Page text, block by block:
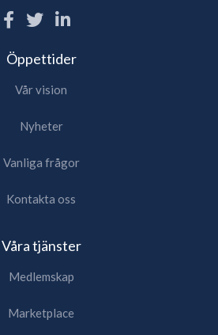
Öppettider
Vår vision
Nyheter
Vanliga frågor
Kontakta oss
Våra tjänster
Medlemskap
Marketplace